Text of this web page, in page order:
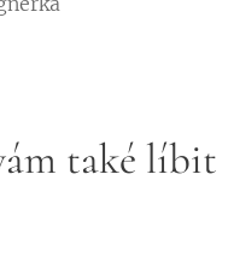
také líbit